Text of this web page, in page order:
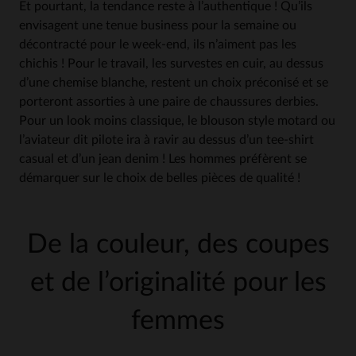
Et pourtant, la tendance reste à l’authentique ! Qu’ils
envisagent une tenue business pour la semaine ou
décontracté pour le week-end, ils n’aiment pas les
chichis ! Pour le travail, les survestes en cuir, au dessus
d’une chemise blanche, restent un choix préconisé et se
porteront assorties à une paire de chaussures derbies.
Pour un look moins classique, le blouson style motard ou
l’aviateur dit pilote ira à ravir au dessus d’un tee-shirt
casual et d’un jean denim ! Les hommes préfèrent se
démarquer sur le choix de belles pièces de qualité !
De la couleur, des coupes
et de l’originalité pour les
femmes